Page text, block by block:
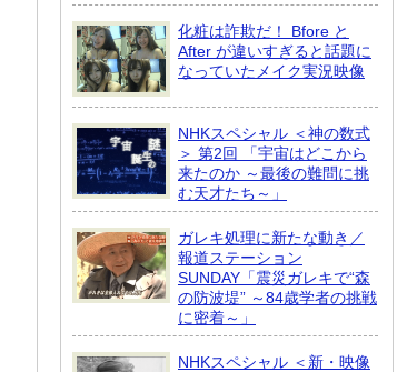
化粧は詐欺だ！ Bfore と
After が違いすぎると話題に
なっていたメイク実況映像
NHKスペシャル ＜神の数式
＞ 第2回 「宇宙はどこから
来たのか ～最後の難問に挑
む天才たち～」
ガレキ処理に新たな動き／
報道ステーション
SUNDAY「震災ガレキで“森
の防波堤” ～84歳学者の挑戦
に密着～」
NHKスペシャル ＜新・映像